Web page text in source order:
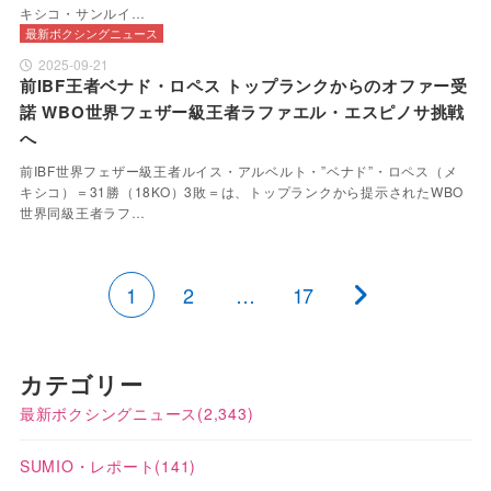
キシコ・サンルイ…
最新ボクシングニュース
2025-09-21
前IBF王者ベナド・ロペス トップランクからのオファー受
諾 WBO世界フェザー級王者ラファエル・エスピノサ挑戦
へ
前IBF世界フェザー級王者ルイス・アルベルト・”ベナド”・ロペス（メ
キシコ）＝31勝（18KO）3敗＝は、トップランクから提示されたWBO
世界同級王者ラフ…
1 2 … 17
カテゴリー
最新ボクシングニュース (2,343)
SUMIO・レポート (141)